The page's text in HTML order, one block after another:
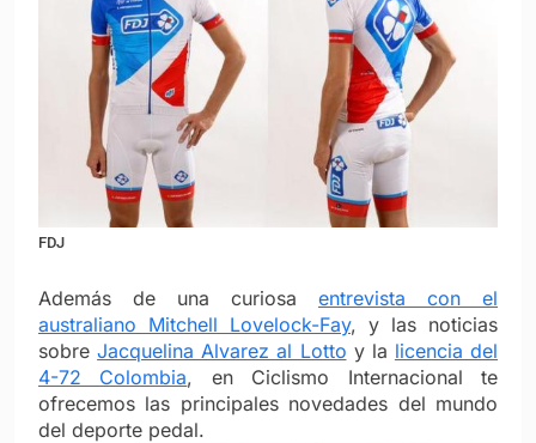
FDJ
Además de una curiosa entrevista con el
australiano Mitchell Lovelock-Fay, y las noticias
sobreJacquelina Alvarez al Lotto y la licencia del
4-72 Colombia, en Ciclismo Internacional te
ofrecemos las principales novedades del mundo
del deporte pedal.